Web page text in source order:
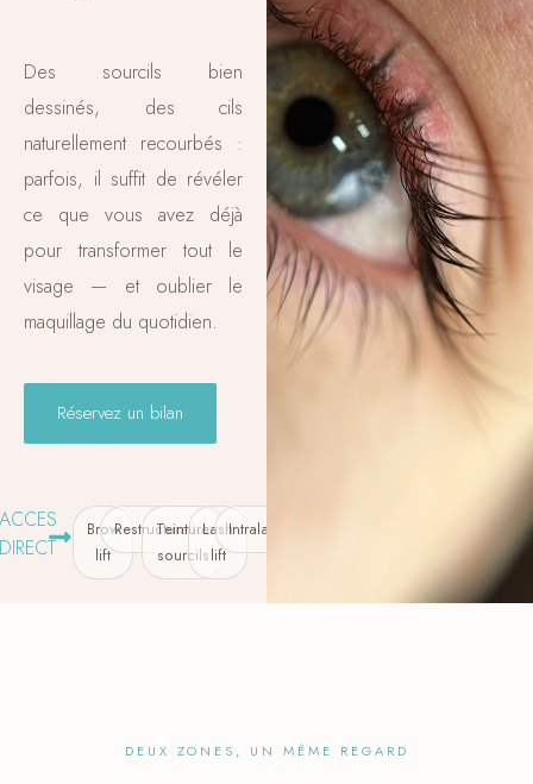
Des sourcils bien
dessinés, des cils
naturellement recourbés :
parfois, il suffit de révéler
ce que vous avez déjà
pour transformer tout le
visage — et oublier le
maquillage du quotidien.
Réservez un bilan
ACCES
DIRECT
Brow
lift
Restructuration
Teinture
sourcils
Lash
lift
Intralash
DEUX ZONES, UN MÊME REGARD